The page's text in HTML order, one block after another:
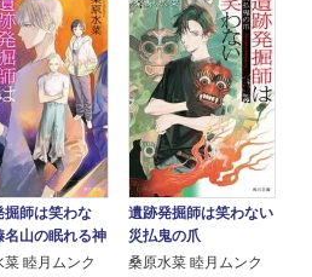
掘師は笑わな
山の眠れる神
菜 睦月ムンク
遺跡発掘師は笑わない
災払鬼の爪
桑原水菜 睦月ムンク